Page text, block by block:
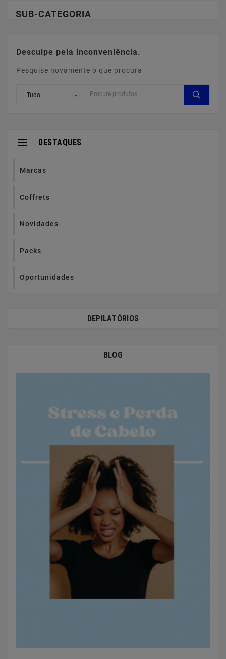
SUB-CATEGORIA
Desculpe pela inconveniência.
Pesquise novamente o que procura
DESTAQUES

Marcas
Coffrets
Novidades
Packs
Oportunidades
DEPILATÓRIOS
BLOG